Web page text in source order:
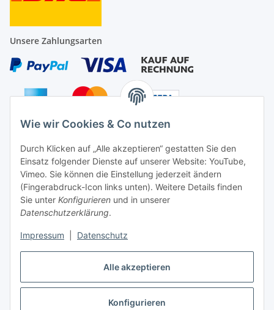
Alle akzeptieren
Konfigurieren
Wie wir Cookies & Co nutzen
Durch Klicken auf „Alle akzeptieren“ gestatten Sie den
Einsatz folgender Dienste auf unserer Website: YouTube,
Vimeo. Sie können die Einstellung jederzeit ändern
(Fingerabdruck-Icon links unten). Weitere Details finden
Sie unter Konfigurieren und in unserer
Datenschutzerklärung.
Impressum Datenschutz
Unsere Zahlungsarten
Ein Partnershop der
Vertrag widerrufen